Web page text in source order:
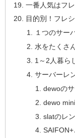
一番人気はフ
目的別！フレ
１つのサー
水をたくさ
1～2人暮ら
サーバーレ
dewoの
dewo
slatのレ